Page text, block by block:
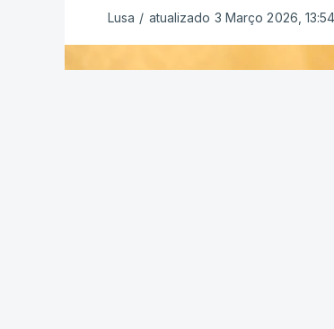
"Está habilitado com o Curso
de carreira, o Curso de
Lusa / atualizado 3 Março 2026, 13:54